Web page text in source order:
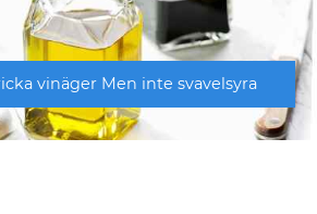
vinäger Men inte svavelsyra